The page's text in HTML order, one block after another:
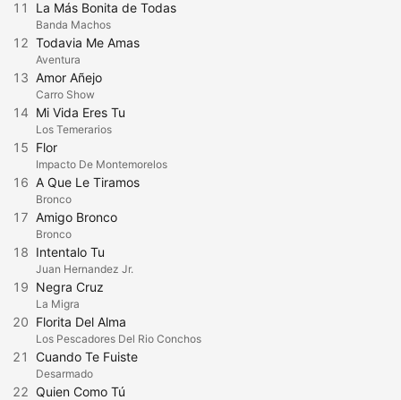
11 La Más Bonita de Todas
Banda Machos
12 Todavia Me Amas
Aventura
13 Amor Añejo
Carro Show
14 Mi Vida Eres Tu
Los Temerarios
15 Flor
Impacto De Montemorelos
16 A Que Le Tiramos
Bronco
17 Amigo Bronco
Bronco
18 Intentalo Tu
Juan Hernandez Jr.
19 Negra Cruz
La Migra
20 Florita Del Alma
Los Pescadores Del Rio Conchos
21 Cuando Te Fuiste
Desarmado
22 Quien Como Tú